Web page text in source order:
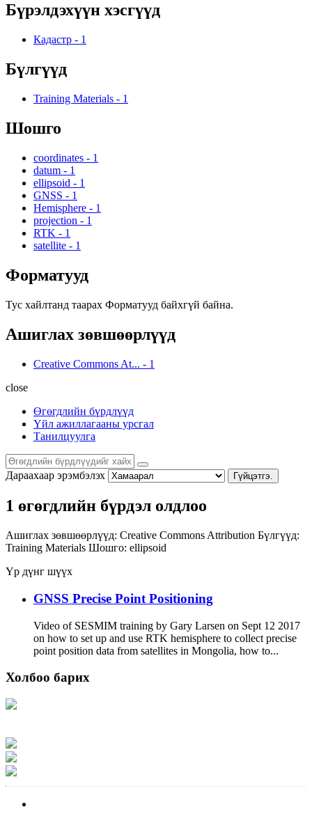
Бүрэлдэхүүн хэсгүүд
Кадастр - 1
Бүлгүүд
Training Materials - 1
Шошго
coordinates - 1
datum - 1
ellipsoid - 1
GNSS - 1
Hemisphere - 1
projection - 1
RTK - 1
satellite - 1
Форматууд
Тус хайлтанд таарах Форматууд байхгүй байна.
Ашиглах зөвшөөрлүүд
Creative Commons At... - 1
close
Өгөгдлийн бүрдлүүд
Үйл ажиллагааны урсгал
Танилцуулга
Дараахаар эрэмбэлэх Гүйцэтгэ.
1 өгөгдлийн бүрдэл олдлоо
Ашиглах зөвшөөрлүүд: Creative Commons Attribution Бүлгүүд:
Training Materials Шошго: ellipsoid
Үр дүнг шүүх
GNSS Precise Point Positioning
Video of SESMIM training by Gary Larsen on Sept 12 2017
on how to set up and use RTK hemisphere to collect precise
point position data from satellites in Mongolia, how to...
Холбоо барих